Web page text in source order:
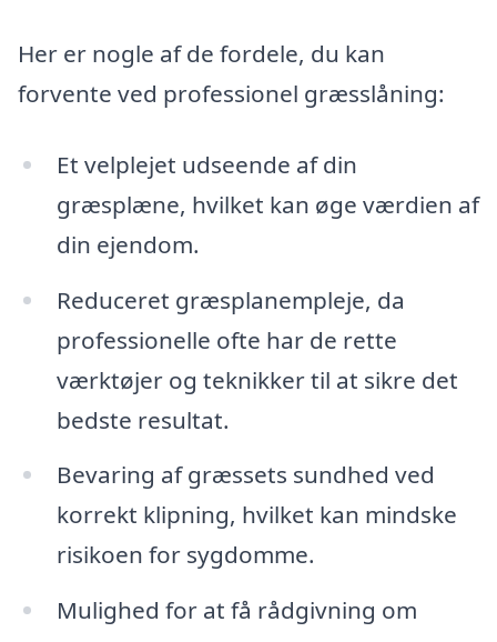
Her er nogle af de fordele, du kan
forvente ved professionel græsslåning:
Et velplejet udseende af din
græsplæne, hvilket kan øge værdien af
din ejendom.
Reduceret græsplanempleje, da
professionelle ofte har de rette
værktøjer og teknikker til at sikre det
bedste resultat.
Bevaring af græssets sundhed ved
korrekt klipning, hvilket kan mindske
risikoen for sygdomme.
Mulighed for at få rådgivning om